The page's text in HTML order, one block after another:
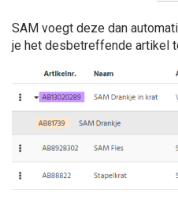
SAM voegt deze dan
je het desbetreffende artikel